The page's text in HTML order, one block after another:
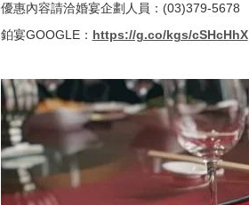
優惠內容請洽婚宴企劃人員：(03)379-5678
鉑宴GOOGLE： https://g.co/kgs/cSHcHhX